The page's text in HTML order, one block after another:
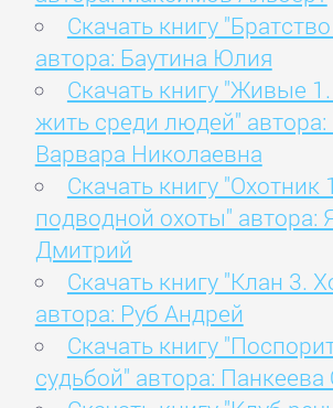
Скачать книгу
автора: Баутина Юлия
Скачать книгу "Живые
жить среди людей" автора:
Варвара Николаевна
Скачать книгу "Охотник
подводной охоты" автора:
Дмитрий
Скачать книгу "Клан 3.
автора: Руб Андрей
Скачать книгу
судьбой" автора: Панкеева